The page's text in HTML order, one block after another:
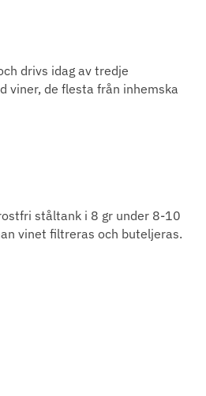
drivs idag av tredje
viner, de flesta från inhemska
ståltank i 8 gr under 8-10
vinet filtreras och buteljeras.